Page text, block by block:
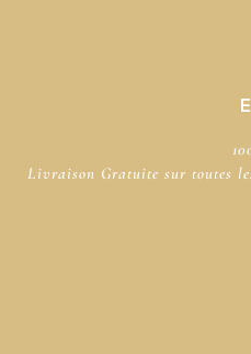
Livraison Gratuite sur toutes